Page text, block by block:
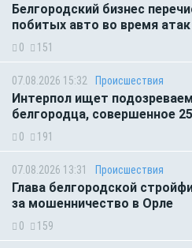
Белгородский бизнес
побитых авто во время
0 151
07.08.2026 15:32 Происшествия
Интерпол ищет
белгородца, совершенное
0 191
07.08.2026 13:31 Происшествия
Глава белгородской
за мошенничество в Орле
0 159